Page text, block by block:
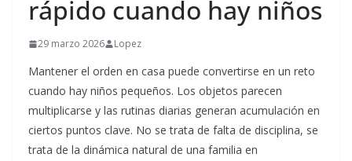
rápido cuando hay niños
29 marzo 2026 Lopez
Mantener el orden en casa puede convertirse en un reto
cuando hay niños pequeños. Los objetos parecen
multiplicarse y las rutinas diarias generan acumulación en
ciertos puntos clave. No se trata de falta de disciplina, se
trata de la dinámica natural de una familia en